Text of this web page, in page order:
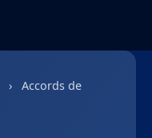
›
Accords de